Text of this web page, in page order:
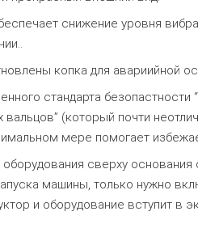
снижение уровня
копка для авариийной
стандарта безопастности
(который почти
мере помогает
сверху
машины, только нужно
и оборудование вступит в